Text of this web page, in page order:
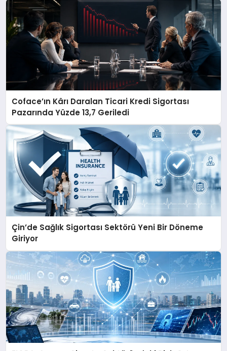
Coface’ın Kârı Daralan Ticari Kredi Sigortası
Pazarında Yüzde 13,7 Geriledi
Çin’de Sağlık Sigortası Sektörü Yeni Bir Döneme
Giriyor